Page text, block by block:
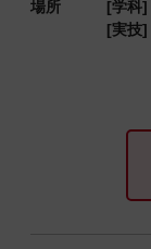
場所
[学科]
[実技]